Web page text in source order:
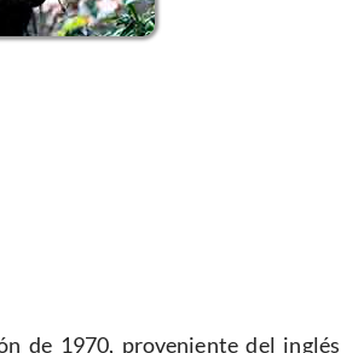
de 1970, proveniente del inglés